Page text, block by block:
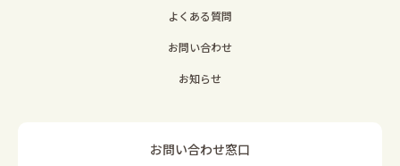
よくある質問
お問い合わせ
お知らせ
お問い合わせ窓口